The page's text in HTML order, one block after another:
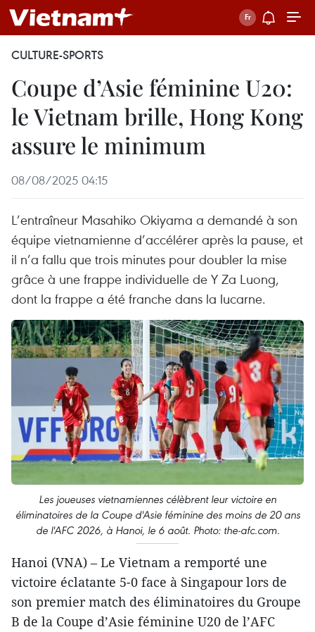
CULTURE-SPORTS
Coupe d’Asie féminine U20:
le Vietnam brille, Hong Kong
assure le minimum
08/08/2025 04:15
L’entraîneur Masahiko Okiyama a demandé à son
équipe vietnamienne d’accélérer après la pause, et
il n’a fallu que trois minutes pour doubler la mise
grâce à une frappe individuelle de Y Za Luong,
dont la frappe a été franche dans la lucarne.
Les joueuses vietnamiennes célèbrent leur victoire en
éliminatoires de la Coupe d'Asie féminine des moins de 20 ans
de l'AFC 2026, à Hanoi, le 6 août. Photo: the-afc.com.
Hanoi (VNA) – Le Vietnam a remporté une
victoire éclatante 5-0 face à Singapour lors de
son premier match des éliminatoires du Groupe
B de la Coupe d’Asie féminine U20 de l’AFC